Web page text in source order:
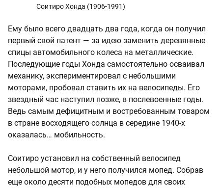
Соитиро Хонда (1906-1991)
Ему было всего двадцать два года, когда он получил
первый свой патент — за идею заменить деревянные
спицы автомобильного колеса на металлические.
Последующие годы Хонда самостоятельно осваивал
механику, экспериментировал с небольшими
моторами, пробовал ставить их на велосипеды. Его
звездный час наступил позже, в послевоенные годы.
Ведь самым дефицитным и востребованным товаром
в стране восходящего солнца в середине 1940-х
оказалась… мобильность.
Соитиро установил на собственный велосипед
небольшой мотор, и у него получился мопед. Собрав
еще около десяти подобных мопедов для своих